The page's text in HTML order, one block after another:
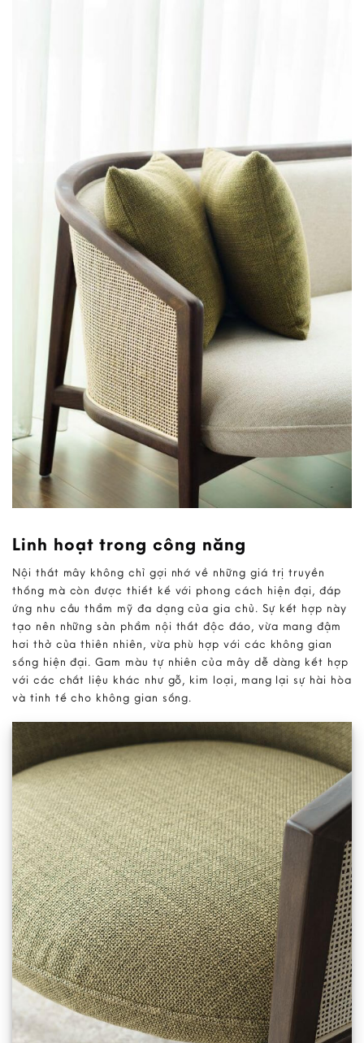
Linh hoạt trong công năng
Nội thất mây không chỉ gợi nhớ về những giá trị truyền
thống mà còn được thiết kế với phong cách hiện đại, đáp
ứng nhu cầu thẩm mỹ đa dạng của gia chủ. Sự kết hợp này
tạo nên những sản phẩm nội thất độc đáo, vừa mang đậm
hơi thở của thiên nhiên, vừa phù hợp với các không gian
sống hiện đại. Gam màu tự nhiên của mây dễ dàng kết hợp
với các chất liệu khác như gỗ, kim loại, mang lại sự hài hòa
và tinh tế cho không gian sống.